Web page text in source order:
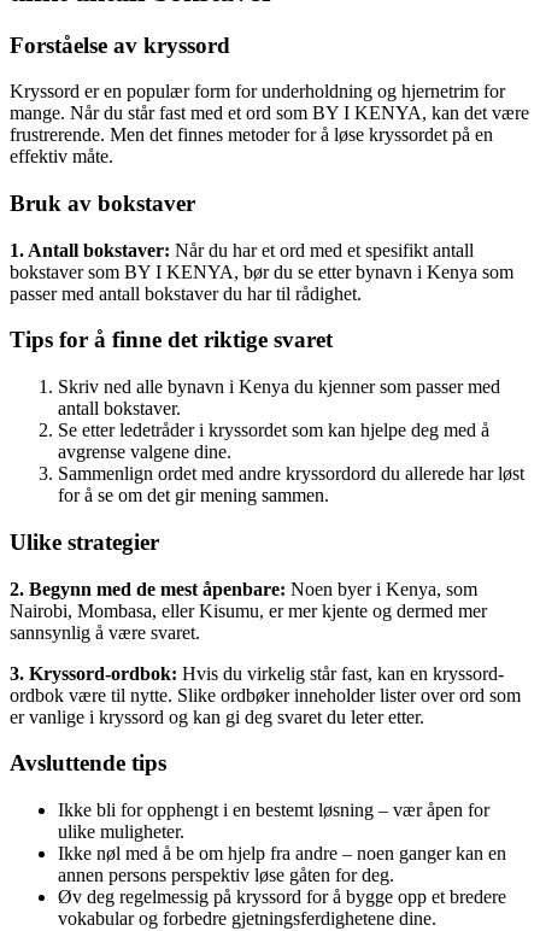
Forståelse av kryssord
Kryssord er en populær form for underholdning og hjernetrim for
mange. Når du står fast med et ord som BY I KENYA, kan det være
frustrerende. Men det finnes metoder for å løse kryssordet på en
effektiv måte.
Bruk av bokstaver
1. Antall bokstaver: Når du har et ord med et spesifikt antall
bokstaver som BY I KENYA, bør du se etter bynavn i Kenya som
passer med antall bokstaver du har til rådighet.
Tips for å finne det riktige svaret
Skriv ned alle bynavn i Kenya du kjenner som passer med
antall bokstaver.
Se etter ledetråder i kryssordet som kan hjelpe deg med å
avgrense valgene dine.
Sammenlign ordet med andre kryssordord du allerede har løst
for å se om det gir mening sammen.
Ulike strategier
2. Begynn med de mest åpenbare: Noen byer i Kenya, som
Nairobi, Mombasa, eller Kisumu, er mer kjente og dermed mer
sannsynlig å være svaret.
3. Kryssord-ordbok: Hvis du virkelig står fast, kan en kryssord-
ordbok være til nytte. Slike ordbøker inneholder lister over ord som
er vanlige i kryssord og kan gi deg svaret du leter etter.
Avsluttende tips
Ikke bli for opphengt i en bestemt løsning – vær åpen for
ulike muligheter.
Ikke nøl med å be om hjelp fra andre – noen ganger kan en
annen persons perspektiv løse gåten for deg.
Øv deg regelmessig på kryssord for å bygge opp et bredere
vokabular og forbedre gjetningsferdighetene dine.